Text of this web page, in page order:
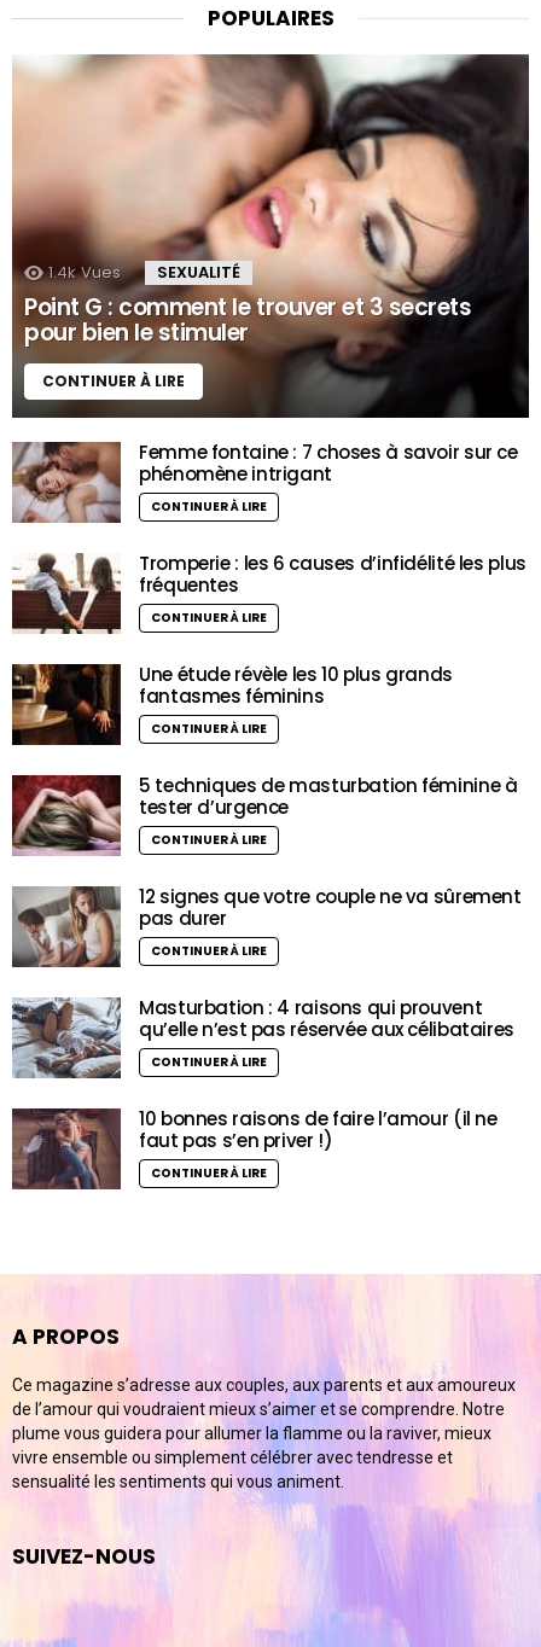
POPULAIRES
1.4k Vues SEXUALITÉ
Point G : comment le trouver et 3 secrets
pour bien le stimuler
CONTINUER À LIRE
Femme fontaine : 7 choses à savoir sur ce
phénomène intrigant
CONTINUER À LIRE
Tromperie : les 6 causes d’infidélité les plus
fréquentes
CONTINUER À LIRE
Une étude révèle les 10 plus grands
fantasmes féminins
CONTINUER À LIRE
5 techniques de masturbation féminine à
tester d’urgence
CONTINUER À LIRE
12 signes que votre couple ne va sûrement
pas durer
CONTINUER À LIRE
Masturbation : 4 raisons qui prouvent
qu’elle n’est pas réservée aux célibataires
CONTINUER À LIRE
10 bonnes raisons de faire l’amour (il ne
faut pas s’en priver !)
CONTINUER À LIRE
A PROPOS
Ce magazine s’adresse aux couples, aux parents et aux amoureux
de l’amour qui voudraient mieux s’aimer et se comprendre. Notre
plume vous guidera pour allumer la flamme ou la raviver, mieux
vivre ensemble ou simplement célébrer avec tendresse et
sensualité les sentiments qui vous animent.
SUIVEZ-NOUS